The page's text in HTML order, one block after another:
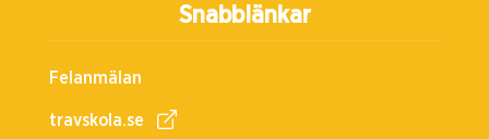
Snabblänkar
Felanmälan
travskola.se